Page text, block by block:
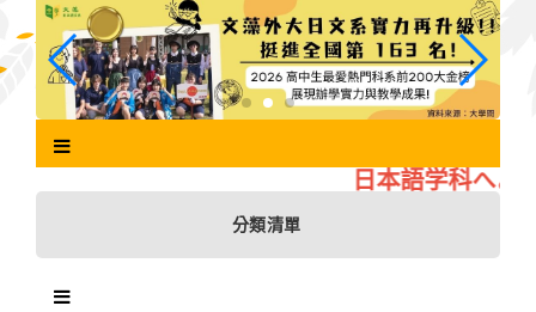
主
日本語学科へよう
分類清單